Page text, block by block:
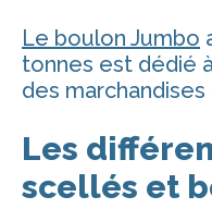
Le boulon Jumbo
tonnes est dédié
des
Les
scellés et